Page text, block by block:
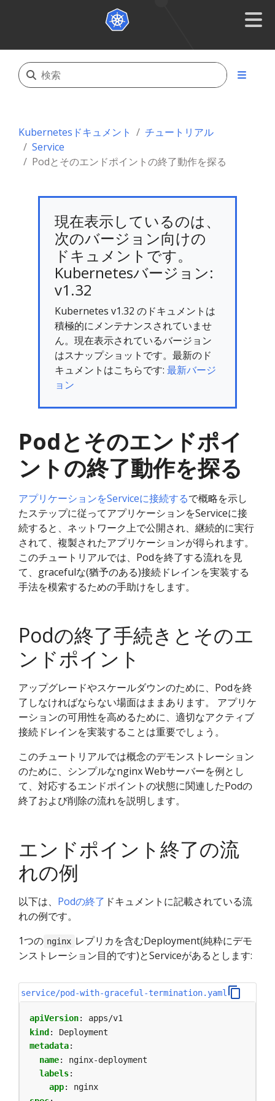
Kubernetesドキュメント
チュートリアル
Service
Podとそのエンドポイントの終了動作を探る
現在表示しているのは、
次のバージョン向けの
ドキュメントです。
Kubernetesバージョン:
v1.32
Kubernetes v1.32 のドキュメントは
積極的にメンテナンスされていませ
ん。現在表示されているバージョン
はスナップショットです。最新のド
キュメントはこちらです: 最新バージ
ョン
Podとそのエンドポイ
ントの終了動作を探る
アプリケーションをServiceに接続するで概略を示し
たステップに従ってアプリケーションをServiceに接
続すると、ネットワーク上で公開され、継続的に実行
されて、複製されたアプリケーションが得られます。
このチュートリアルでは、Podを終了する流れを見
て、gracefulな(猶予のある)接続ドレインを実装する
手法を模索するための手助けをします。
Podの終了手続きとそのエ
ンドポイント
アップグレードやスケールダウンのために、Podを終
了しなければならない場面はままあります。 アプリケ
ーションの可用性を高めるために、適切なアクティブ
接続ドレインを実装することは重要でしょう。
このチュートリアルでは概念のデモンストレーション
のために、シンプルなnginx Webサーバーを例とし
て、対応するエンドポイントの状態に関連したPodの
終了および削除の流れを説明します。
エンドポイント終了の流
れの例
以下は、 Podの終了 ドキュメントに記載されている流
れの例です。
1つの nginx レプリカを含むDeployment(純粋にデモ
ンストレーション目的です)とServiceがあるとします:
service/pod-with-graceful-termination.yaml
apiVersion:
apps/v1
kind :
Deployment
metadata:
name:
nginx-deployment
labels:
app:
nginx